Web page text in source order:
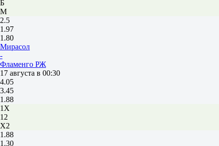
Б
М
2.5
1.97
1.80
Мирасол
-
Фламенго РЖ
17 августа в 00:30
4.05
3.45
1.88
1X
12
X2
1.88
1.30